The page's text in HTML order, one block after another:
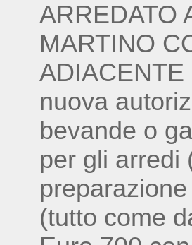
ARREDATO
MARTINO
nuova
bevande o
per gli arredi
(tutto come